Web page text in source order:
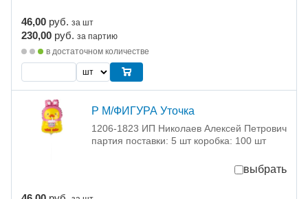
46,00 руб. за шт
230,00 руб. за партию
в достаточном количестве
Р М/ФИГУРА Уточка
1206-1823 ИП Николаев Алексей Петрович
партия поставки: 5 шт коробка: 100 шт
выбрать